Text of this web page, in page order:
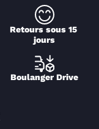
Retours sous 15
jours
Boulanger Drive